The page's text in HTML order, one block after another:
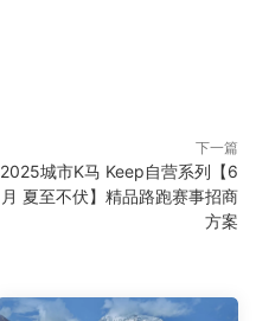
下一篇
2025城市K马 Keep自营系列【6
月 夏至不伏】精品路跑赛事招商
方案